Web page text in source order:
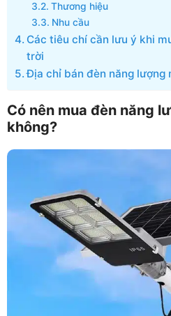
Thương hiệu
Nhu cầu
Các tiêu chí cần lưu ý khi
trời
Địa chỉ bán đèn năng lượng
Có nên mua đèn năng
không?